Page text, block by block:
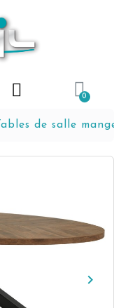
Tables de salle
keyboard_arrow_right